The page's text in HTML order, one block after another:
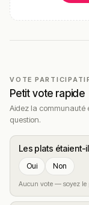
VOTE
Petit vote rapide
Aidez la communauté
question.
Les plats étaient-
Oui Non
Aucun vote — soyez le